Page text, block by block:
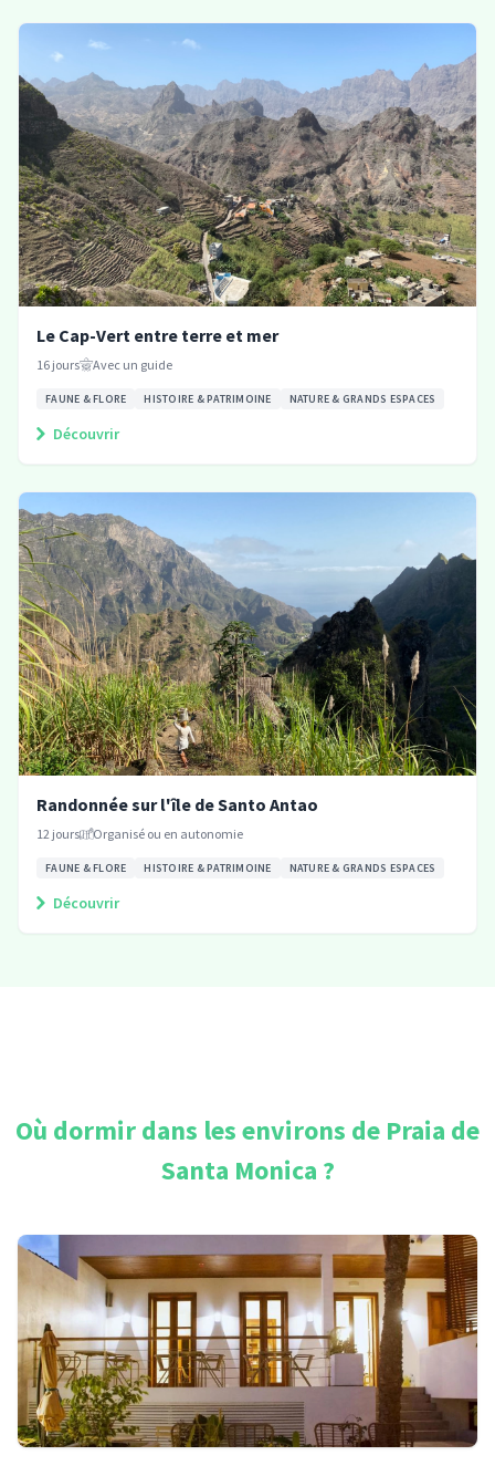
Le Cap-Vert entre terre et mer
16 jours Avec un guide
FAUNE & FLORE HISTOIRE & PATRIMOINE NATURE & GRANDS ESPACES
Découvrir
Randonnée sur l'île de Santo Antao
12 jours Organisé ou en autonomie
FAUNE & FLORE HISTOIRE & PATRIMOINE NATURE & GRANDS ESPACES
Découvrir
Où dormir dans les environs de Praia de
Santa Monica ?